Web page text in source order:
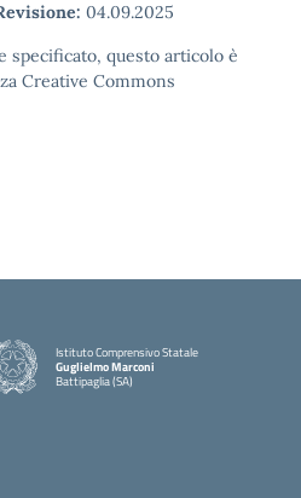
04.09.2025
specificato, questo articolo è
Creative Commons
Istituto Comprensivo Statale
Guglielmo Marconi
Battipaglia (SA)
— Visita la pagina iniziale della scuola